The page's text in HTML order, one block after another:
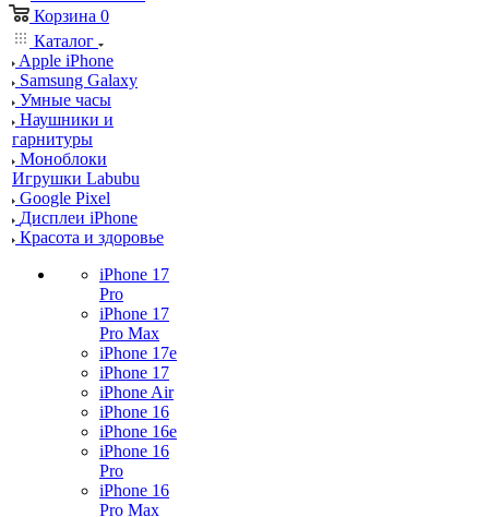
Корзина 0
Каталог
Apple iPhone
Samsung Galaxy
Умные часы
Наушники и
гарнитуры
Моноблоки
Игрушки Labubu
Google Pixel
Дисплеи iPhone
Красота и здоровье
iPhone 17
Pro
iPhone 17
Pro Max
iPhone 17e
iPhone 17
iPhone Air
iPhone 16
iPhone 16e
iPhone 16
Pro
iPhone 16
Pro Max